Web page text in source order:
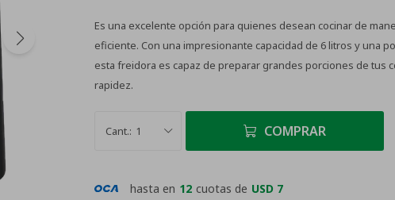
Es una excelente opción para quienes desean cocinar de
eficiente. Con una impresionante capacidad de 6 litros y una
esta freidora es capaz de preparar grandes porciones de tus
rapidez.
1 COMPRAR
hasta en 12 cuotas de USD 7